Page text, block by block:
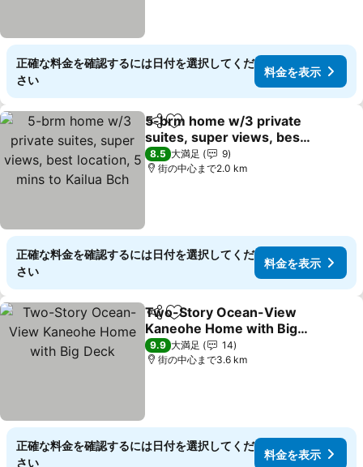
正確な料金を確認するには日付を選択してくだ
さい
料金を表示
シェアお気に入りに追加
5-brm home w/3 private
suites, super views, best
location, 5 mins to Kailua
Bch
料金を表示
8.5 大満足
9
街の中心まで2.0 km
正確な料金を確認するには日付を選択してくだ
さい
料金を表示
シェアお気に入りに追加
Two-Story Ocean-View
Kaneohe Home with Big
Deck
料金を表示
9.9 大満足
14
街の中心まで3.6 km
正確な料金を確認するには日付を選択してくだ
さい
料金を表示